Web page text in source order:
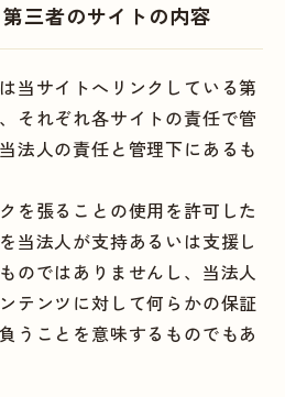
三者のサイトの内容
当サイトへリンクしている第
それぞれ各サイトの責任で管
法人の責任と管理下にあるも
を張ることの使用を許可した
当法人が支持あるいは支援し
のではありませんし、当法人
テンツに対して何らかの保証
うことを意味するものでもあ